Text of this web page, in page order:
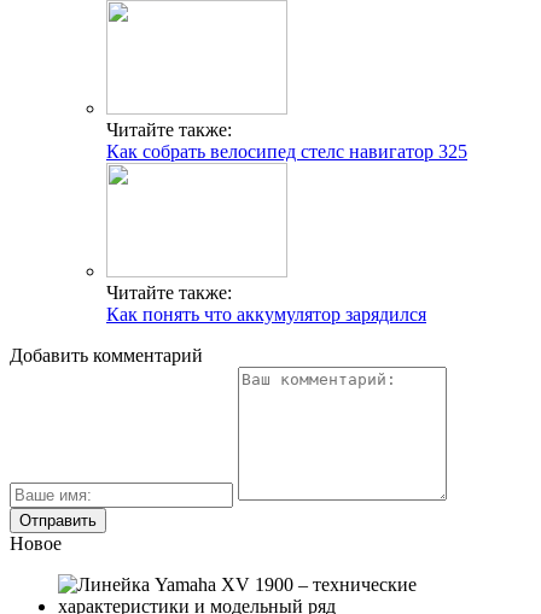
Читайте также:
Как собрать велосипед стелс навигатор 325
Читайте также:
Как понять что аккумулятор зарядился
Добавить комментарий
Новое